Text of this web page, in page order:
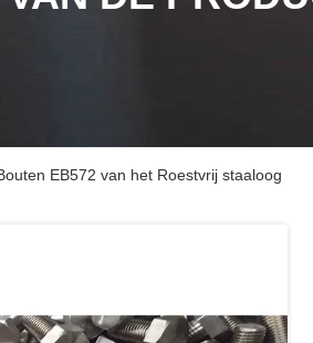
EB572 van het Roestvrij staaloog